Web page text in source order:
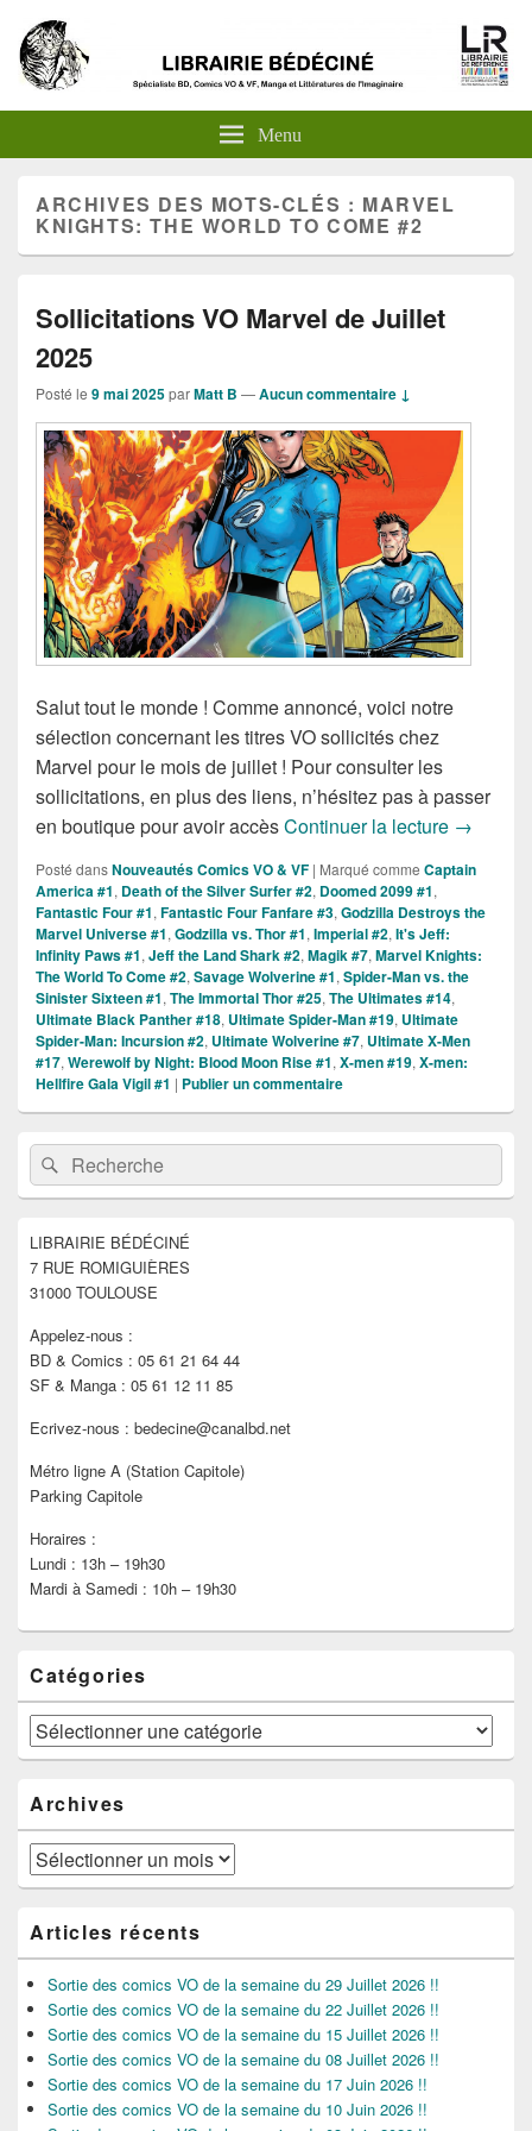
Menu
ARCHIVES DES MOTS-CLÉS : MARVEL
KNIGHTS: THE WORLD TO COME #2
Sollicitations VO Marvel de Juillet
2025
Posté le 9 mai 2025parMatt B —Aucun commentaire ↓
Salut tout le monde ! Comme annoncé, voici notre
sélection concernant les titres VO sollicités chez
Marvel pour le mois de juillet ! Pour consulter les
sollicitations, en plus des liens, n’hésitez pas à passer
en boutique pour avoir accèsContinuer la lecture →
Posté dansNouveautés Comics VO & VF | Marqué comme Captain
America #1, Death of the Silver Surfer #2, Doomed 2099 #1,
Fantastic Four #1, Fantastic Four Fanfare #3, Godzilla Destroys the
Marvel Universe #1, Godzilla vs. Thor #1, Imperial #2, It's Jeff:
Infinity Paws #1, Jeff the Land Shark #2, Magik #7, Marvel Knights:
The World To Come #2, Savage Wolverine #1, Spider-Man vs. the
Sinister Sixteen #1, The Immortal Thor #25, The Ultimates #14,
Ultimate Black Panther #18, Ultimate Spider-Man #19, Ultimate
Spider-Man: Incursion #2, Ultimate Wolverine #7, Ultimate X-Men
#17, Werewolf by Night: Blood Moon Rise #1, X-men #19, X-men:
Hellfire Gala Vigil #1 | Publier un commentaire
Zone
principale
de
widget
barre
latérale
Recherche :Rechercher
LIBRAIRIE BÉDÉCINÉ
7 RUE ROMIGUIÈRES
31000 TOULOUSE
Appelez-nous :
BD & Comics : 05 61 21 64 44
SF & Manga : 05 61 12 11 85
Ecrivez-nous : bedecine@canalbd.net
Métro ligne A (Station Capitole)
Parking Capitole
Horaires :
Lundi : 13h – 19h30
Mardi à Samedi : 10h – 19h30
Catégories
Catégories
Archives
Archives
Articles récents
Sortie des comics VO de la semaine du 29 Juillet 2026 !!
Sortie des comics VO de la semaine du 22 Juillet 2026 !!
Sortie des comics VO de la semaine du 15 Juillet 2026 !!
Sortie des comics VO de la semaine du 08 Juillet 2026 !!
Sortie des comics VO de la semaine du 17 Juin 2026 !!
Sortie des comics VO de la semaine du 10 Juin 2026 !!